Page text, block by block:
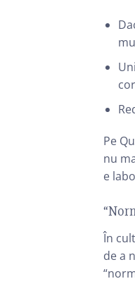
Pe
nu
e
În
de a